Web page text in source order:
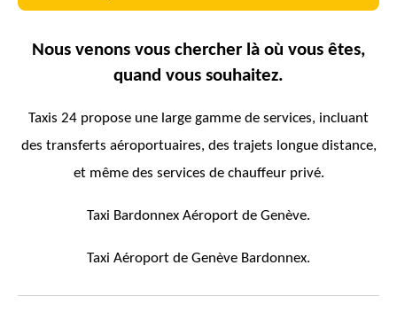
Nous venons vous chercher là où vous êtes,
quand vous souhaitez.
Taxis 24 propose une large gamme de services, incluant
des transferts aéroportuaires, des trajets longue distance,
et même des services de chauffeur privé.
Taxi Bardonnex Aéroport de Genève.
Taxi Aéroport de Genève Bardonnex.